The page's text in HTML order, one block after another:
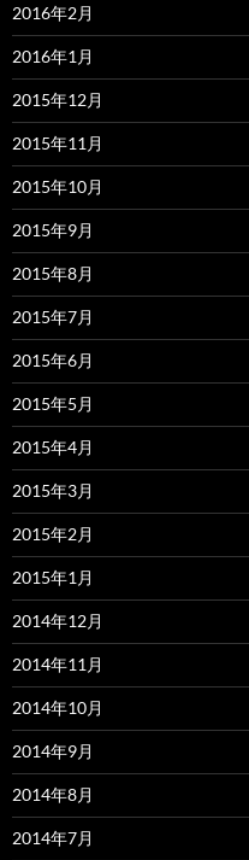
2016年2月
2016年1月
2015年12月
2015年11月
2015年10月
2015年9月
2015年8月
2015年7月
2015年6月
2015年5月
2015年4月
2015年3月
2015年2月
2015年1月
2014年12月
2014年11月
2014年10月
2014年9月
2014年8月
2014年7月